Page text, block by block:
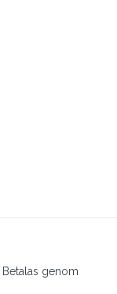
Betalas genom